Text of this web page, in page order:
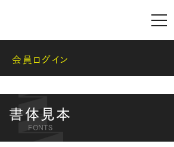
会員ログイン
書体見本
FONTS